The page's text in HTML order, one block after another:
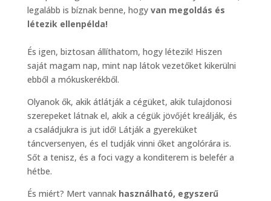
legalább is bíznak benne, hogy van megoldás és
létezik ellenpélda!
És igen, biztosan állíthatom, hogy létezik! Hiszen
saját magam nap, mint nap látok vezetőket kikerülni
ebből a mókuskerékből.
Olyanok ők, akik átlátják a cégüket, akik tulajdonosi
szerepeket látnak el, akik a cégük jövőjét kreálják, és
a családjukra is jut idő! Látják a gyereküket
táncversenyen, és el tudják vinni őket angolórára is.
Sőt a tenisz, és a foci vagy a konditerem is belefér a
hétbe.
És miért? Mert vannak használható, egyszerű